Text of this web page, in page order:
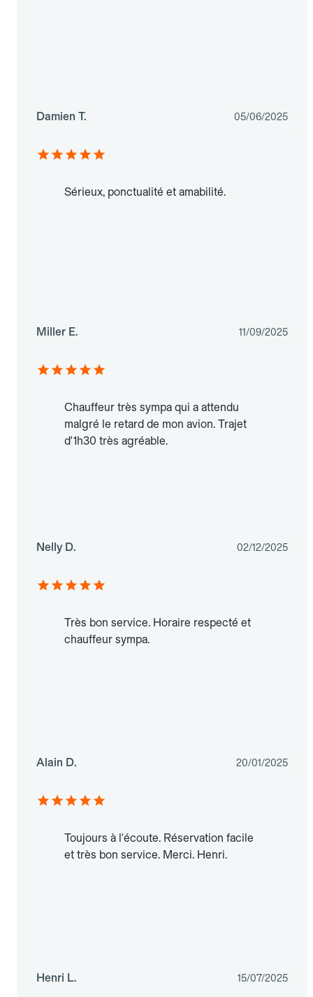
Damien T. 05/06/2025
Sérieux, ponctualité et amabilité.
Miller E. 11/09/2025
Chauffeur très sympa qui a attendu
malgré le retard de mon avion. Trajet
d'1h30 très agréable.
Nelly D. 02/12/2025
Très bon service. Horaire respecté et
chauffeur sympa.
Alain D. 20/01/2025
Toujours à l'écoute. Réservation facile
et très bon service. Merci. Henri.
Henri L. 15/07/2025